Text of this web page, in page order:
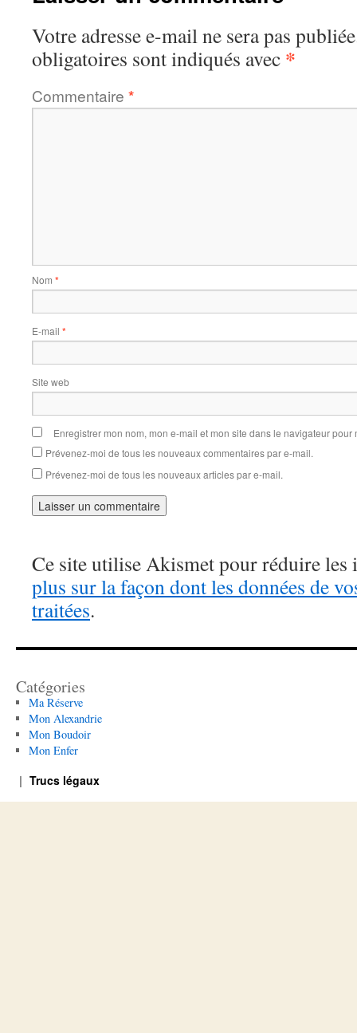
Votre adresse e-mail ne sera pas
obligatoires sont indiqués avec *
Commentaire *
Nom *
E-mail *
Site web
Enregistrer mon nom, mon e-mail et mon site dans le navigateur
Prévenez-moi de tous les nouveaux commentaires par e-mail.
Prévenez-moi de tous les nouveaux articles par e-mail.
Ce site utilise Akismet pour réduire les
plus sur la façon dont les données de
traitées.
Catégories
Ma Réserve
Mon Alexandrie
Mon Boudoir
Mon Enfer
Trucs légaux